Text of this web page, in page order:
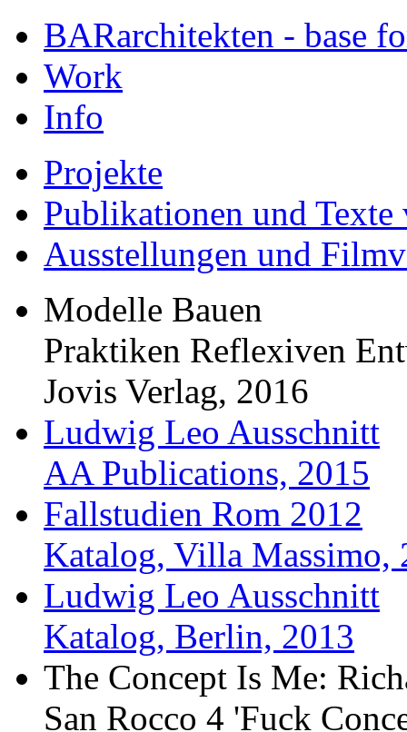
BARarchitekten - base
Work
Info
Projekte
Publikationen und
Ausstellungen und
Modelle Bauen
Praktiken Reflexiven
Jovis Verlag, 2016
Ludwig Leo Ausschnitt
AA Publications, 2015
Fallstudien Rom 2012
Katalog, Villa Massimo,
Ludwig Leo Ausschnitt
Katalog, Berlin, 2013
The Concept Is Me:
San Rocco 4 'Fuck